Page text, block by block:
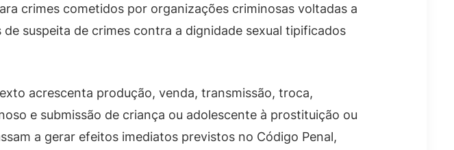
crimes cometidos por organizações criminosas voltadas a
suspeita de crimes contra a dignidade sexual tipificados
acrescenta produção, venda, transmissão, troca,
e submissão de criança ou adolescente à prostituição ou
a gerar efeitos imediatos previstos no Código Penal,